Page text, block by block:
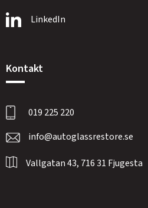
LinkedIn
Kontakt
019 225 220
info@autoglassrestore.se
Vallgatan 43, 716 31 Fjugesta